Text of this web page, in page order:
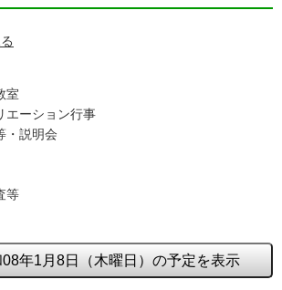
室
エーション行事
・説明会
等
年1月8日（木曜日）の予定を表示